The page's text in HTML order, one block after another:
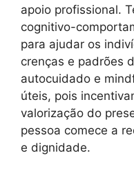
apoio profissional.
cognitivo-
para ajudar os
crenças e padrões
autocuidado e
úteis, pois
valorização do
pessoa comece a
e dignidade.